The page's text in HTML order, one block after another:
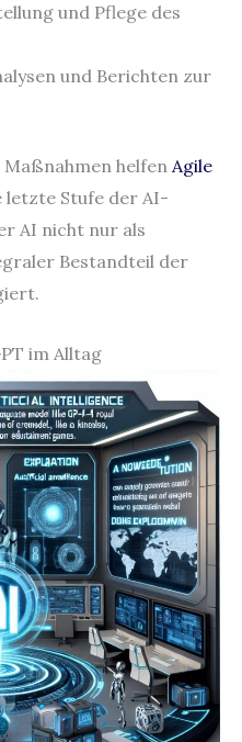
und Pflege des
und Berichten zur
helfen Agile
letzte Stufe der AI-
AI nicht nur als
Bestandteil der
im Alltag